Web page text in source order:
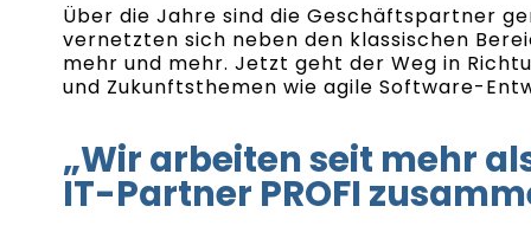
Über die Jahre sind die Geschäftspartner
vernetzten sich neben den klassischen
mehr und mehr. Jetzt geht der Weg in
und Zukunftsthemen wie agile Software-
„Wir arbeiten seit mehr
IT-Partner PROFI